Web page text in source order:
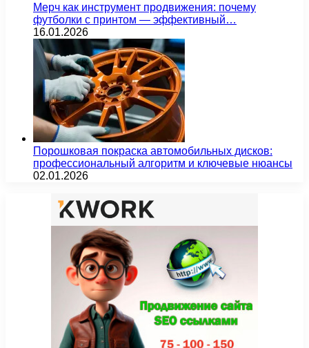
Мерч как инструмент продвижения: почему
футболки с принтом — эффективный…
16.01.2026
Порошковая покраска автомобильных дисков:
профессиональный алгоритм и ключевые нюансы
02.01.2026